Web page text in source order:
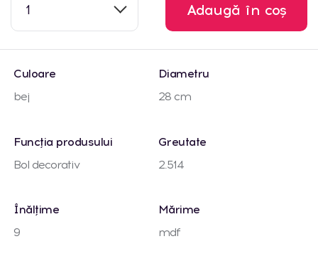
1 Adaugă în coș
Culoare
bej
Diametru
28 cm
Funcția produsului
Bol decorativ
Greutate
2.514
Înălțime
9
Mărime
mdf